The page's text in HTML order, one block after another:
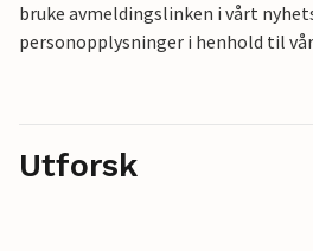
bruke avmeldingslinken i vårt
personopplysninger i henhold til vår
Utforsk